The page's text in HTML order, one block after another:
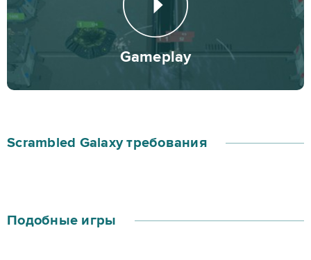
Gameplay
Scrambled Galaxy требования
Подобные игры